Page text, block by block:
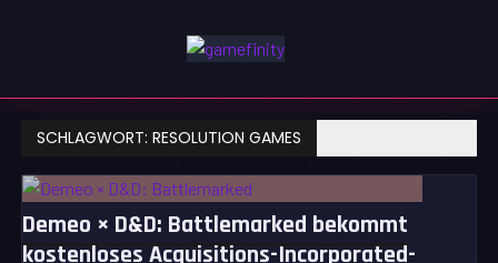
SCHLAGWORT:RESOLUTION GAMES
Demeo × D&D: Battlemarked bekommt
kostenloses Acquisitions-Incorporated-